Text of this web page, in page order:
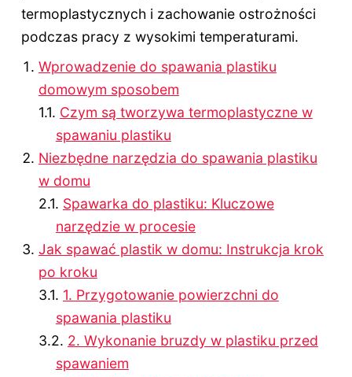
termoplastycznych i zachowanie ostrożności
podczas pracy z wysokimi temperaturami.
Wprowadzenie do spawania plastiku
domowym sposobem
Czym są tworzywa termoplastyczne w
spawaniu plastiku
Niezbędne narzędzia do spawania plastiku
w domu
Spawarka do plastiku: Kluczowe
narzędzie w procesie
Jak spawać plastik w domu: Instrukcja krok
po kroku
1. Przygotowanie powierzchni do
spawania plastiku
2. Wykonanie bruzdy w plastiku przed
spawaniem